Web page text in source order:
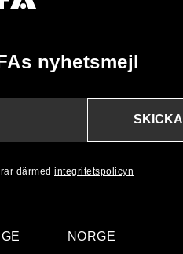
nyhetsmejl
SKICKA
därmed integritetspolicyn
NORGE